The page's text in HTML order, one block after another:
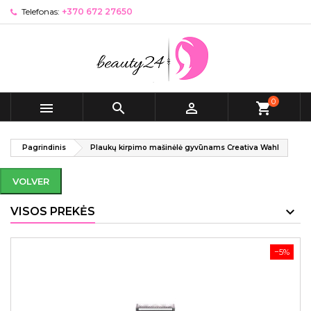
Telefonas: +370 672 27650
   shopping_cart0
Pagrindinis Plaukų kirpimo mašinėlė gyvūnams Creativa Wahl
VOLVER
VISOS PREKĖS
−5%